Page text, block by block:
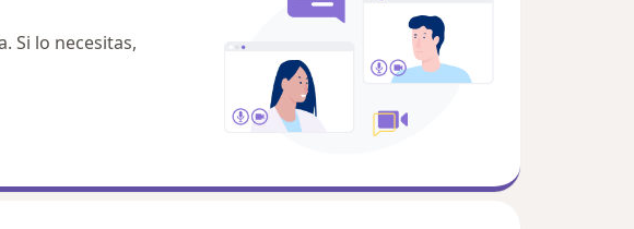
Si lo necesitas,